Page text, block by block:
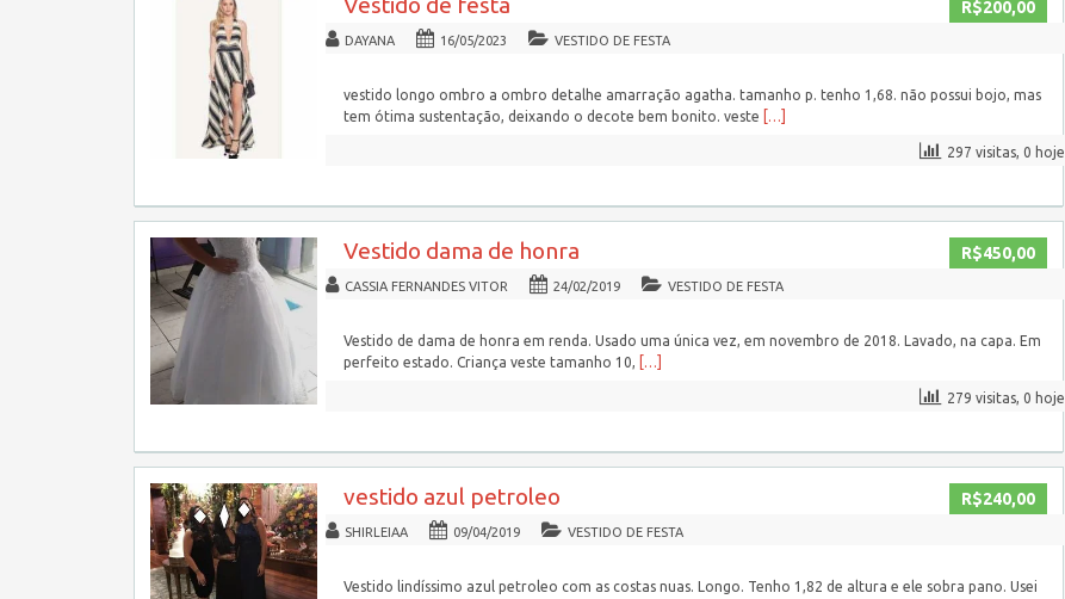
R$200,00
DAYANA 16/05/2023 VESTIDO DE FESTA
vestido longo ombro a ombro detalhe amarração agatha. tamanho p. tenho 1,68. não possui bojo, mas
tem ótima sustentação, deixando o decote bem bonito. veste […]
297 visitas, 0 hoje
R$450,00
Vestido dama de honra
CASSIA FERNANDES VITOR 24/02/2019 VESTIDO DE FESTA
Vestido de dama de honra em renda. Usado uma única vez, em novembro de 2018. Lavado, na capa. Em
perfeito estado. Criança veste tamanho 10, […]
279 visitas, 0 hoje
R$240,00
vestido azul petroleo
SHIRLEIAA 09/04/2019 VESTIDO DE FESTA
Vestido lindíssimo azul petroleo com as costas nuas. Longo. Tenho 1,82 de altura e ele sobra pano. Usei